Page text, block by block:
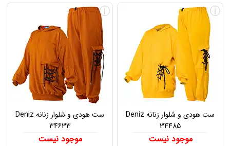
ست هودی و شلوار زنانه Deniz
34485
موجود نیست
i
ست هودی و شلوار زنانه Deniz
34633
موجود نیست
i